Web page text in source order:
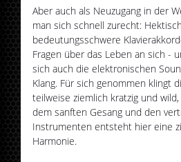
Aber auch als Neuzugang in der
man sich schnell zurecht:
bedeutungsschwere
Fragen über das Leben an sich -
sich auch die elektronischen
Klang. Für sich genommen klingt
teilweise ziemlich kratzig und
dem sanften Gesang und den
Instrumenten entsteht hier eine
Harmonie.